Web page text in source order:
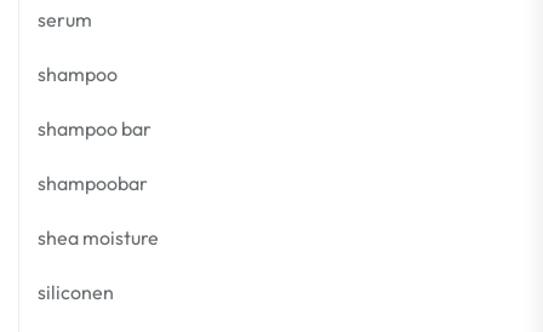
serum
shampoo
shampoo bar
shampoobar
shea moisture
siliconen